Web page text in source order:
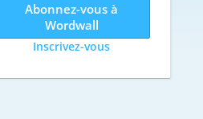
Abonnez-vous à
Wordwall
Inscrivez-vous